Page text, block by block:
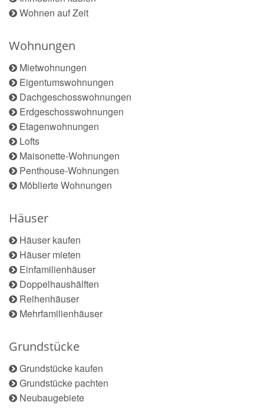
Wohnen auf Zeit
Wohnungen
Mietwohnungen
Eigentumswohnungen
Dachgeschosswohnungen
Erdgeschosswohnungen
Etagenwohnungen
Lofts
Maisonette-Wohnungen
Penthouse-Wohnungen
Möblierte Wohnungen
Häuser
Häuser kaufen
Häuser mieten
Einfamilienhäuser
Doppelhaushälften
Reihenhäuser
Mehrfamilienhäuser
Grundstücke
Grundstücke kaufen
Grundstücke pachten
Neubaugebiete